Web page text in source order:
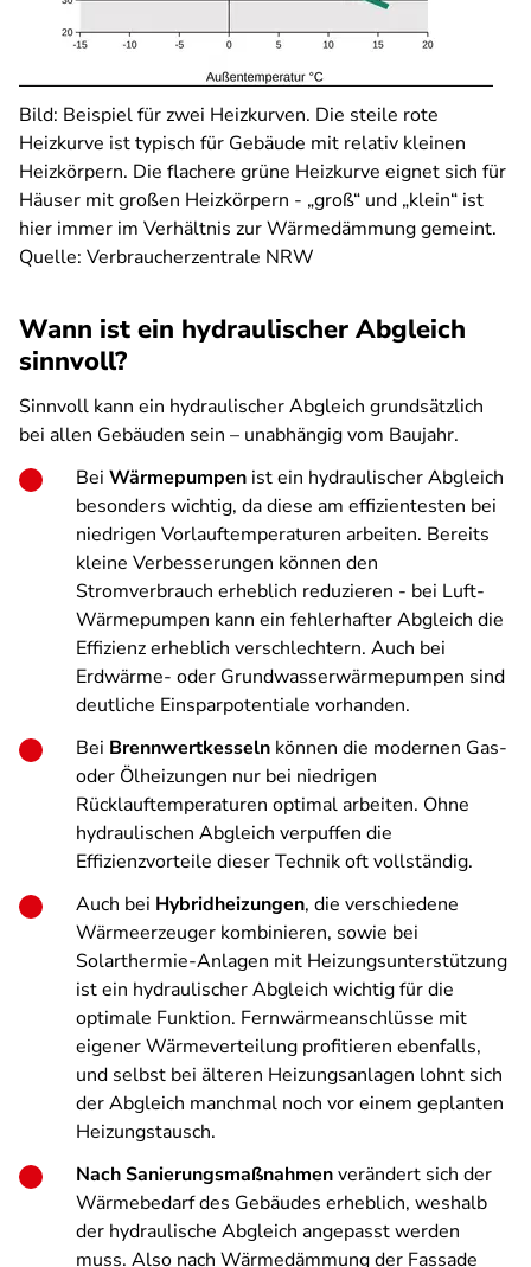
Bild: Beispiel für zwei Heizkurven. Die steile rote
Heizkurve ist typisch für Gebäude mit relativ kleinen
Heizkörpern. Die flachere grüne Heizkurve eignet sich für
Häuser mit großen Heizkörpern - „groß“ und „klein“ ist
hier immer im Verhältnis zur Wärmedämmung gemeint.
Quelle: Verbraucherzentrale NRW
Wann ist ein hydraulischer Abgleich
sinnvoll?
Sinnvoll kann ein hydraulischer Abgleich grundsätzlich
bei allen Gebäuden sein – unabhängig vom Baujahr.
Bei Wärmepumpen ist ein hydraulischer Abgleich
besonders wichtig, da diese am effizientesten bei
niedrigen Vorlauftemperaturen arbeiten. Bereits
kleine Verbesserungen können den
Stromverbrauch erheblich reduzieren - bei Luft-
Wärmepumpen kann ein fehlerhafter Abgleich die
Effizienz erheblich verschlechtern. Auch bei
Erdwärme- oder Grundwasserwärmepumpen sind
deutliche Einsparpotentiale vorhanden.
Bei Brennwertkesseln können die modernen Gas-
oder Ölheizungen nur bei niedrigen
Rücklauftemperaturen optimal arbeiten. Ohne
hydraulischen Abgleich verpuffen die
Effizienzvorteile dieser Technik oft vollständig.
Auch bei Hybridheizungen, die verschiedene
Wärmeerzeuger kombinieren, sowie bei
Solarthermie-Anlagen mit Heizungsunterstützung
ist ein hydraulischer Abgleich wichtig für die
optimale Funktion. Fernwärmeanschlüsse mit
eigener Wärmeverteilung profitieren ebenfalls,
und selbst bei älteren Heizungsanlagen lohnt sich
der Abgleich manchmal noch vor einem geplanten
Heizungstausch.
Nach Sanierungsmaßnahmenverändert sich der
Wärmebedarf des Gebäudes erheblich, weshalb
der hydraulische Abgleich angepasst werden
muss. Also nach Wärmedämmung der Fassade